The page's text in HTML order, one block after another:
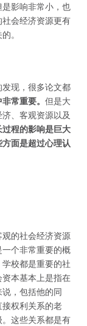
影响非常小，也
会经济资源更有
。
现，很多论文都
常重要。 但是大
、客观资源以及
过程的影响是巨大
面是超过心理认
的社会经济资源
个非常重要的概
校都是重要的社
本基本上是指在
，包括他的同
权利关系的老
这些关系都是有